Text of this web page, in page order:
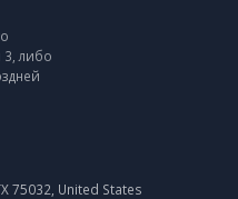
либо
75032, United States